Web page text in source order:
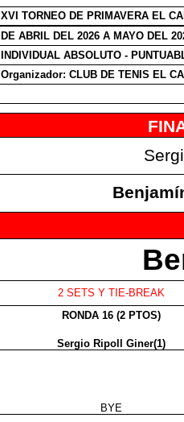
XVI TORNEO DE PRIMAVERA EL
DE ABRIL DEL 2026 A MAYO DEL
INDIVIDUAL ABSOLUTO -
Organizador: CLUB DE TENIS EL
2 SETS Y TIE-BREAK
RONDA 16 (2 PTOS)
Sergio Ripoll Giner(1)
BYE